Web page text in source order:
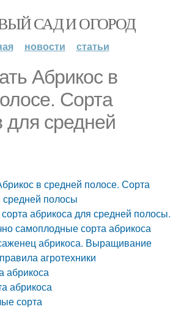
САД И ОГОРОД
новости статьи
Абрикос в
Сорта
для средней
в средней полосе. Сорта
средней полосы
абрикоса для средней полосы.
самоплодные сорта абрикоса
абрикоса. Выращивание
агротехники
абрикоса
абрикоса
сорта